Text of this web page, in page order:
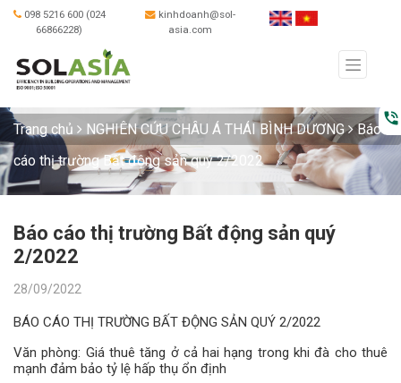
098 5216 600 (024
66866228)
kinhdoanh@sol-
asia.com
phone_in_talk
Trang chủ NGHIÊN CỨU CHÂU Á THÁI BÌNH DƯƠNG
Báo
cáo thị trường Bất động sản quý 2/2022
Báo cáo thị trường Bất động sản quý
2/2022
28/09/2022
BÁO CÁO THỊ TRƯỜNG BẤT ĐỘNG SẢN QUÝ 2/2022
Văn phòng: Giá thuê tăng ở cả hai hạng trong khi đà cho thuê
mạnh đảm bảo tỷ lệ hấp thụ ổn định